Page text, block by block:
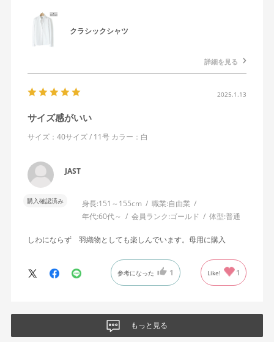
クラシックシャツ
詳細を見る
2025.1.13
サイズ感がいい
サイズ：40サイズ / 11号 カラー：白
JAST
購入確認済み 身長:151～155cm 職業:自由業
年代:60代～ 会員ランク:ゴールド 体型:普通
しわにならず 羽織物としても楽しんでいます。母用に購入
参考になった 1 Like! 1
もっと見る